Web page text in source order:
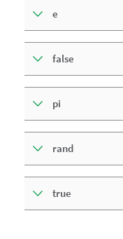
e
false
pi
rand
true